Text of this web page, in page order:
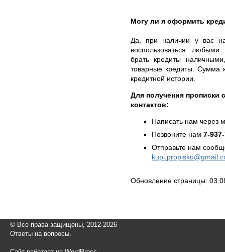
Могу ли я оформить
Да, при наличии у вас
воспользоваться
брать кредиты
товарные кредиты. Сумма
кредитной истории.
Для получения прописки
контактов:
Написать нам через
Позвоните нам 7-
Отправьте нам
Обновление страницы:
© Все права защищены, 2012-2026
Ответы на вопросы.